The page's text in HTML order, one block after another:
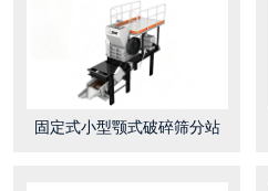
固定式小型颚式破碎筛分站